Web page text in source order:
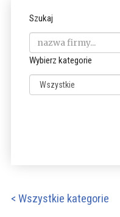
Szukaj
Wybierz kategorie
< Wszystkie kategorie